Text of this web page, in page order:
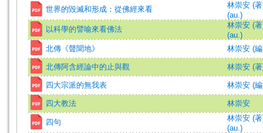
世界的毀滅和形成：從佛經來看
林崇安 (
(au.)
以科學的譬喻來看佛法
林崇安 (
(au.)
北傳《聲聞地》
林崇安 (
北傳阿含經論中的止與觀 林崇安 (
四大宗派的無我表 林崇安 (
四大教法 林崇安
四句
林崇安 (
(au.)